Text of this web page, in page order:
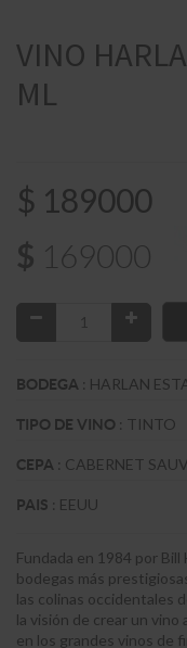
VINO
ML
$ 189000
$ 169000
BODEGA : HARLAN
TIPO DE VINO : TINTO
CEPA : CABERNET
PAIS : EEUU
Fundada en 1984 por Bill
bodegas más
las colinas occidentales
la visión de crear un vino
en los grandes vinos de